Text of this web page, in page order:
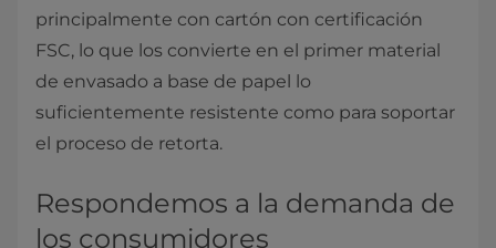
principalmente con cartón con certificación
FSC, lo que los convierte en el primer material
de envasado a base de papel lo
suficientemente resistente como para soportar
el proceso de retorta.
Respondemos a la demanda de
los consumidores